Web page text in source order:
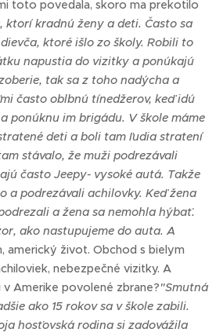
toto povedala, skoro ma prekotilo
ktorí kradnú ženy a deti. Často sa
ktoré išlo zo školy. Robili to
napustia do vizitky a ponúkajú
tak sa z toho nadýcha a
často oblbnú tínedžerov, keď idú
ponúknu im brigádu. V škole máme
deti a boli tam ľudia stratení
stávalo, že muži podrezávali
často Jeepy- vysoké autá. Takže
a podrezávali achilovky. Keď žena
a žena sa nemohla hýbať.
ako nastupujeme do auta. A
americký život. Obchod s bielym
nebezpečné vizitky. A
Amerike povolené zbrane?"Smutná
ako 15 rokov sa v škole zabili.
hosťovská rodina si zadovážila